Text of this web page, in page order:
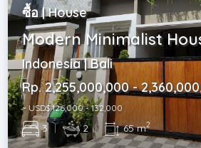
ซื้อ | House
Modern Minimalist
Indonesia | Bali
Rp. 2,255,000,000 -
~ USD$ 126,000 - 132,000
3 | 2 | 65 m2